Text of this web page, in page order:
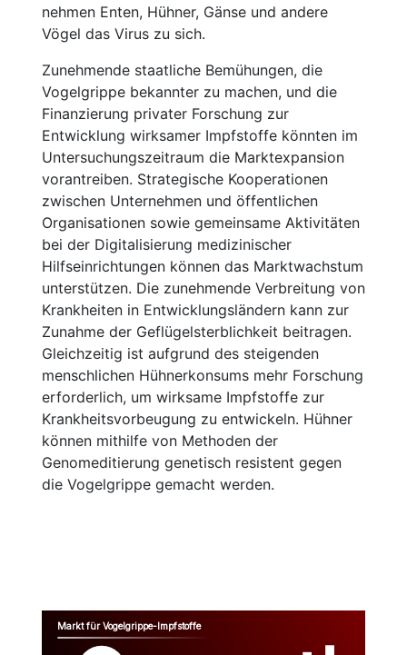
nehmen Enten, Hühner, Gänse und andere
Vögel das Virus zu sich.
Zunehmende staatliche Bemühungen, die
Vogelgrippe bekannter zu machen, und die
Finanzierung privater Forschung zur
Entwicklung wirksamer Impfstoffe könnten im
Untersuchungszeitraum die Marktexpansion
vorantreiben. Strategische Kooperationen
zwischen Unternehmen und öffentlichen
Organisationen sowie gemeinsame Aktivitäten
bei der Digitalisierung medizinischer
Hilfseinrichtungen können das Marktwachstum
unterstützen. Die zunehmende Verbreitung von
Krankheiten in Entwicklungsländern kann zur
Zunahme der Geflügelsterblichkeit beitragen.
Gleichzeitig ist aufgrund des steigenden
menschlichen Hühnerkonsums mehr Forschung
erforderlich, um wirksame Impfstoffe zur
Krankheitsvorbeugung zu entwickeln. Hühner
können mithilfe von Methoden der
Genomeditierung genetisch resistent gegen
die Vogelgrippe gemacht werden.
Markt für Vogelgrippe-Impfstoffe